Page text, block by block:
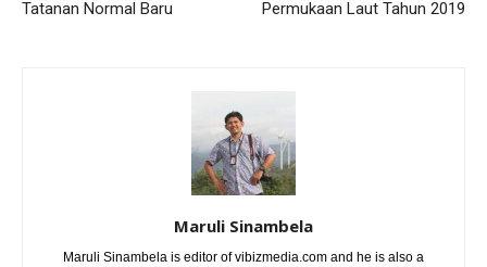
Tatanan Normal Baru
Permukaan Laut Tahun 2019
Maruli Sinambela
Maruli Sinambela is editor of vibizmedia.com and he is also a